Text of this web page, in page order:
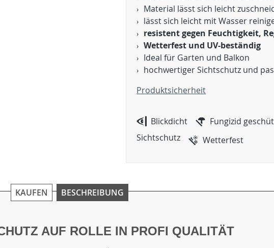
Material lässt sich leicht
lässt sich leicht mit Wasser
resistent gegen Feuchtigkeit,
Wetterfest und UV-beständig
Ideal für Garten und Balkon
hochwertiger Sichtschutz und
Produktsicherheit
Blickdicht Fungizid
Sichtschutz
Wetterfest
KAUFEN BESCHREIBUNG
AUF ROLLE IN PROFI QUALITÄT